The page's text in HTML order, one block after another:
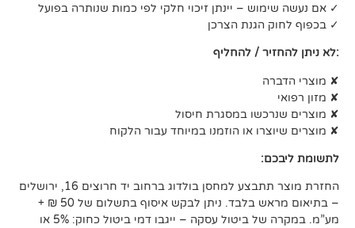
– יינתן זיכוי חלקי לפי כמות שנותרה בפועל
הצרכן
/ להחליף
במסגרת חיסול
או הוזמנו במיוחד עבור הלקוח
החזרת מוצר תתבצע למחסן בולדוג ברחוב יד חרוצים 16, ירושלים
– בתיאום מראש בלבד. ניתן לבקש איסוף בתשלום של 50 ₪ +
מע”מ. במקרה של ביטול עסקה – ייגבו דמי ביטול כחוק: 5% או